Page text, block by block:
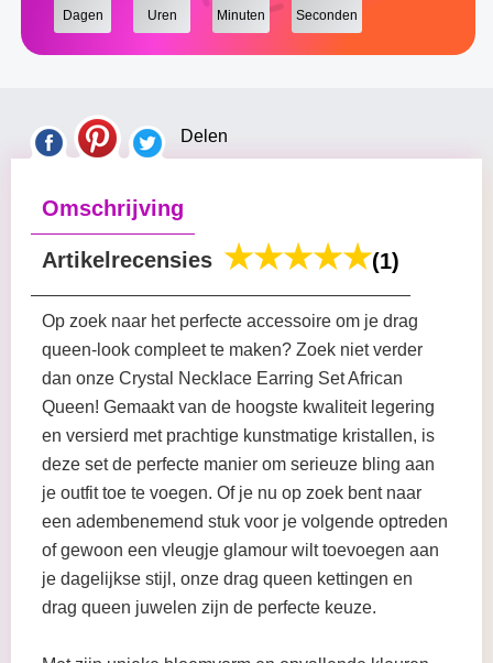
Dagen Uren Minuten Seconden
Delen
Omschrijving
Artikelrecensies (1)
Op zoek naar het perfecte accessoire om je drag
queen-look compleet te maken? Zoek niet verder
dan onze Crystal Necklace Earring Set African
Queen! Gemaakt van de hoogste kwaliteit legering
en versierd met prachtige kunstmatige kristallen, is
deze set de perfecte manier om serieuze bling aan
je outfit toe te voegen. Of je nu op zoek bent naar
een adembenemend stuk voor je volgende optreden
of gewoon een vleugje glamour wilt toevoegen aan
je dagelijkse stijl, onze drag queen kettingen en
drag queen juwelen zijn de perfecte keuze.